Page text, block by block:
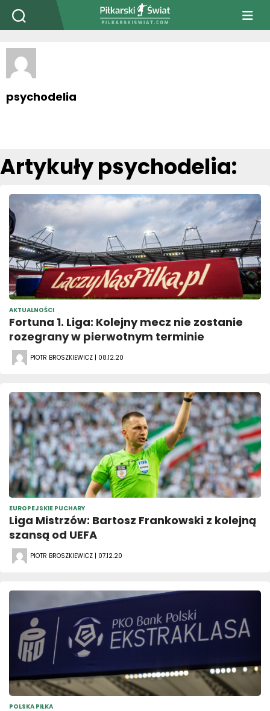
PiłkarskiSwiat.com
psychodelia
Artykuły psychodelia:
AKTUALNOŚCI
Fortuna 1. Liga: Kolejny mecz nie zostanie
rozegrany w pierwotnym terminie
PIOTR BROSZKIEWICZ | 08.12.20
EUROPEJSKIE PUCHARY
Liga Mistrzów: Bartosz Frankowski z kolejną
szansą od UEFA
PIOTR BROSZKIEWICZ | 07.12.20
POLSKA PIŁKA